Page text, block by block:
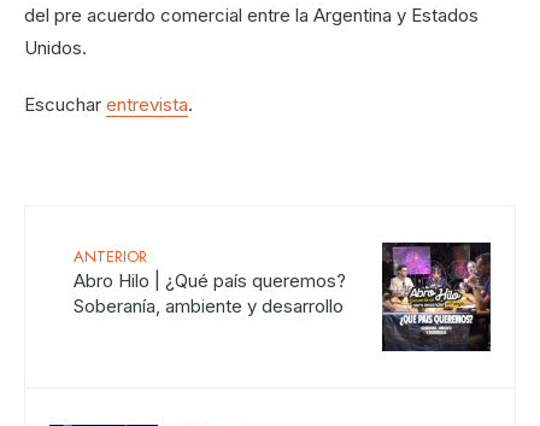
del pre acuerdo comercial entre la Argentina y Estados
Unidos.
Escuchar entrevista.
ANTERIOR
Abro Hilo | ¿Qué país queremos?
Soberanía, ambiente y desarrollo